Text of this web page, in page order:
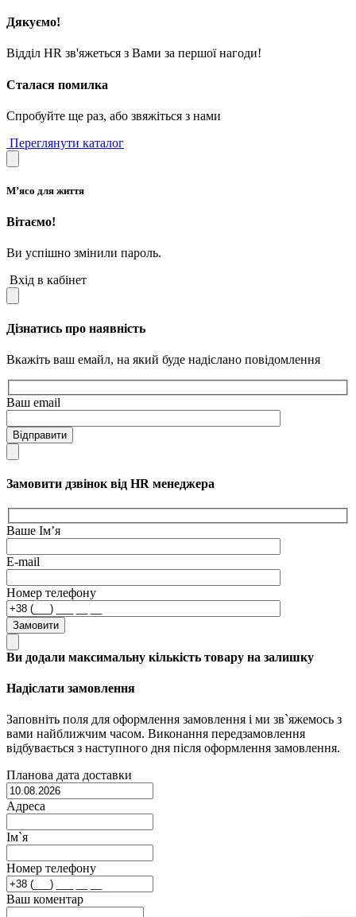
Дякуємо!
Відділ HR зв'яжеться з Вами за першої нагоди!
Сталася помилка
Спробуйте ще раз, або звяжіться з нами
Переглянути каталог
М’ясо для життя
Вітаємо!
Ви успішно змінили пароль.
Вхід в кабінет
Дізнатись про наявність
Вкажіть ваш емайл, на який буде надіслано повідомлення
Ваш email
Відправити
Замовити дзвінок від HR менеджера
Ваше Ім’я
E-mail
Номер телефону
Замовити
Ви додали максимальну кількість товару на залишку
Надіслати замовлення
Заповніть поля для оформлення замовлення і ми зв`яжемось з
вами найближчим часом. Виконання передзамовлення
відбувається з наступного дня після оформлення замовлення.
Планова дата доставки
Адреса
Ім`я
Номер телефону
Ваш коментар